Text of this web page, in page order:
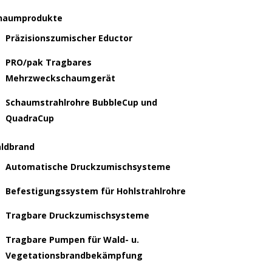
Präzisionszumischer Eductor
PRO/pak Tragbares
Mehrzweckschaumgerät
Schaumstrahlrohre BubbleCup und
QuadraCup
Automatische Druckzumischsysteme
Befestigungssystem für Hohlstrahlrohre
Tragbare Druckzumischsysteme
Tragbare Pumpen für Wald- u.
Vegetationsbrandbekämpfung